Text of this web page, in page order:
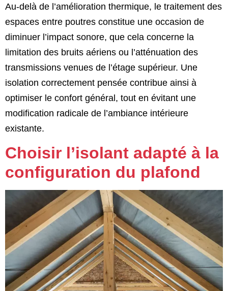
Au-delà de l’amélioration thermique, le traitement des
espaces entre poutres constitue une occasion de
diminuer l’impact sonore, que cela concerne la
limitation des bruits aériens ou l’atténuation des
transmissions venues de l’étage supérieur. Une
isolation correctement pensée contribue ainsi à
optimiser le confort général, tout en évitant une
modification radicale de l’ambiance intérieure
existante.
Choisir l’isolant adapté à la
configuration du plafond